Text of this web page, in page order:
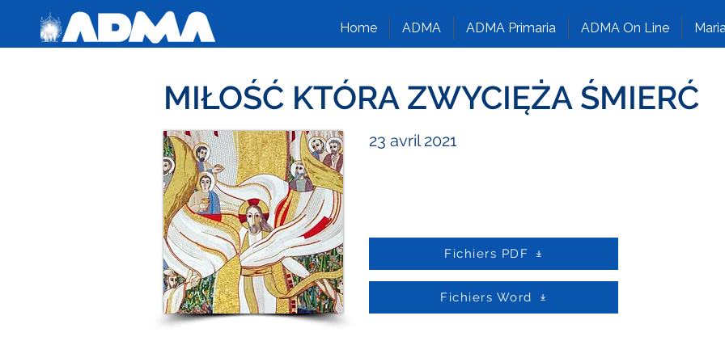
Home ADMA ADMA Primaria ADMA On Line
MIŁOŚĆ KTÓRA ZWYCIĘŻA ŚMIERĆ
23 avril 2021
Fichiers PDF
Fichiers Word